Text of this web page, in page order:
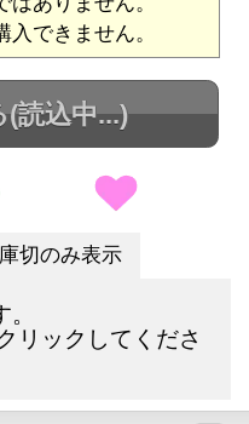
できません。
(読込中...)
切のみ表示
リックしてくださ